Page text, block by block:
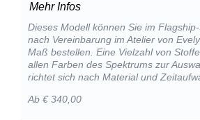
Mehr Infos
Dieses Modell können Sie im
nach Vereinbarung im Atelier von
Maß bestellen. Eine Vielzahl von
allen Farben des Spektrums zur
richtet sich nach Material und
Ab € 340,00